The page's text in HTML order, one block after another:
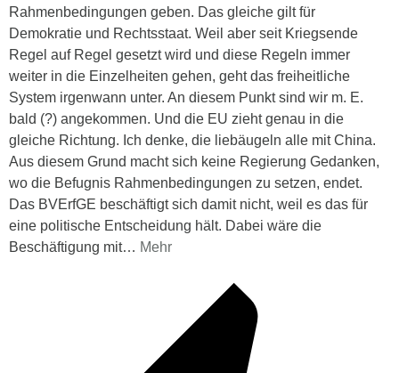
Rahmenbedingungen geben. Das gleiche gilt für
Demokratie und Rechtsstaat. Weil aber seit Kriegsende
Regel auf Regel gesetzt wird und diese Regeln immer
weiter in die Einzelheiten gehen, geht das freiheitliche
System irgenwann unter. An diesem Punkt sind wir m. E.
bald (?) angekommen. Und die EU zieht genau in die
gleiche Richtung. Ich denke, die liebäugeln alle mit China.
Aus diesem Grund macht sich keine Regierung Gedanken,
wo die Befugnis Rahmenbedingungen zu setzen, endet.
Das BVErfGE beschäftigt sich damit nicht, weil es das für
eine politische Entscheidung hält. Dabei wäre die
Beschäftigung mit… Mehr